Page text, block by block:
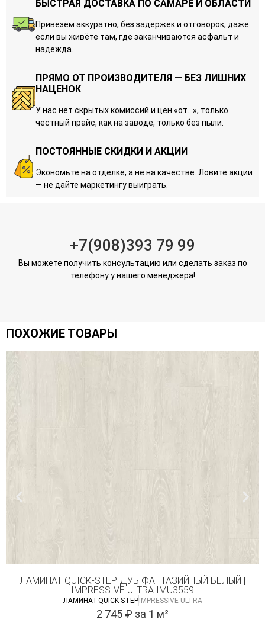
БЫСТРАЯ ДОСТАВКА ПО САМАРЕ И ОБЛАСТИ
Привезём аккуратно, без задержек и отговорок, даже
если вы живёте там, где заканчиваются асфальт и
надежда.
ПРЯМО ОТ ПРОИЗВОДИТЕЛЯ — БЕЗ ЛИШНИХ
НАЦЕНОК
У нас нет скрытых комиссий и цен «от…», только
честный прайс, как на заводе, только без пыли.
ПОСТОЯННЫЕ СКИДКИ И АКЦИИ
Экономьте на отделке, а не на качестве. Ловите акции
— не дайте маркетингу выиграть.
+7(908)393 79 99
Вы можете получить консультацию или сделать заказ по
телефону у нашего менеджера!
ПОХОЖИЕ ТОВАРЫ
ЛАМИНАТ QUICK-STEP ДУБ ФАНТАЗИЙНЫЙ БЕЛЫЙ |
IMPRESSIVE ULTRA IMU3559
ЛАМИНАТQUICK STEP IMPRESSIVE ULTRA
2 745 ₽ за 1 м²